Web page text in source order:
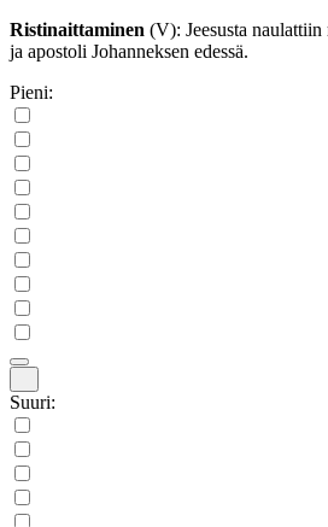
Ristinaittaminen (V): Jeesusta
ja apostoli Johanneksen edessä.
Pieni:
Suuri: